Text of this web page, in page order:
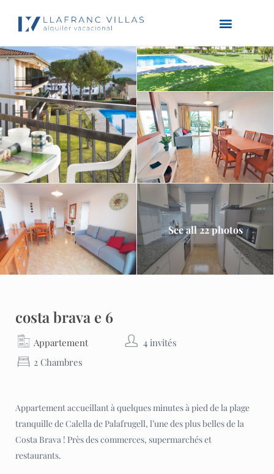
See all 22 photos
costa brava e 6
Appartement
4 invités
2 Chambres
Appartement accueillant à quelques minutes à pied de la plage
tranquille de Calella de Palafrugell, l’une des plus belles de la
Costa Brava ! Près des commerces, supermarchés et
restaurants.